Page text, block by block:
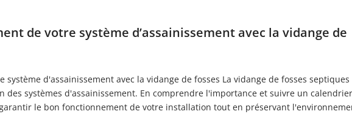
de votre système d’assainissement avec la vidange de
d'assainissement avec la vidange de fosses La vidange de fosses septiques
des systèmes d'assainissement. En comprendre l'importance et suivre un calendrier
le bon fonctionnement de votre installation tout en préservant